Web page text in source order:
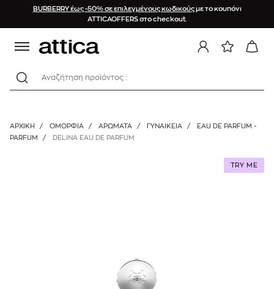
BURBERRY έως -50% σε επιλεγμένους κωδικούςμε το κουπόνι
ATTICAOFFERS στο checkout.
Αναζήτηση προϊόντος :
ΑΡΧΙΚΉ / ΟΜΟΡΦΙΑ / ΑΡΩΜΑΤΑ / ΓΥΝΑΙΚΕΊΑ /
EAU DE PARFUM -
PARFUM
/ DELINA EAU DE PARFUM
TRY ME